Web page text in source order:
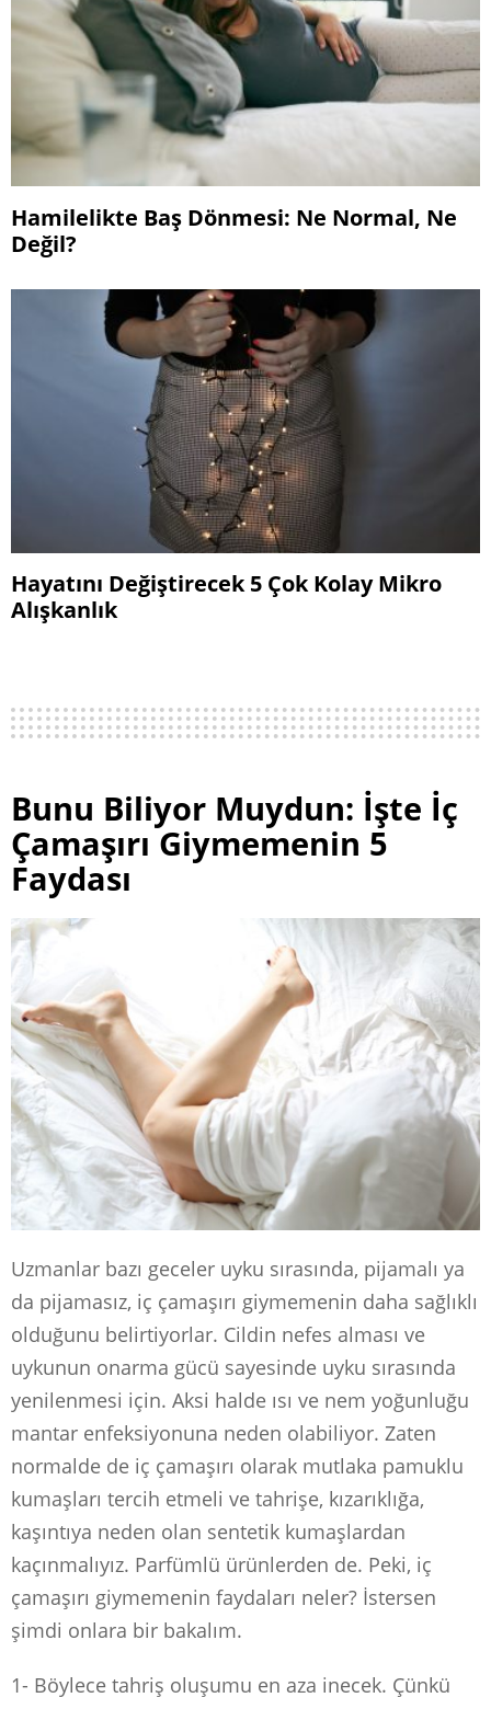
Hamilelikte Baş Dönmesi: Ne Normal, Ne
Değil?
Hayatını Değiştirecek 5 Çok Kolay Mikro
Alışkanlık
Bunu Biliyor Muydun: İşte İç
Çamaşırı Giymemenin 5
Faydası
Uzmanlar bazı geceler uyku sırasında, pijamalı ya
da pijamasız, iç çamaşırı giymemenin daha sağlıklı
olduğunu belirtiyorlar. Cildin nefes alması ve
uykunun onarma gücü sayesinde uyku sırasında
yenilenmesi için. Aksi halde ısı ve nem yoğunluğu
mantar enfeksiyonuna neden olabiliyor. Zaten
normalde de iç çamaşırı olarak mutlaka pamuklu
kumaşları tercih etmeli ve tahrişe, kızarıklığa,
kaşıntıya neden olan sentetik kumaşlardan
kaçınmalıyız. Parfümlü ürünlerden de. Peki, iç
çamaşırı giymemenin faydaları neler? İstersen
şimdi onlara bir bakalım.
1- Böylece tahriş oluşumu en aza inecek. Çünkü